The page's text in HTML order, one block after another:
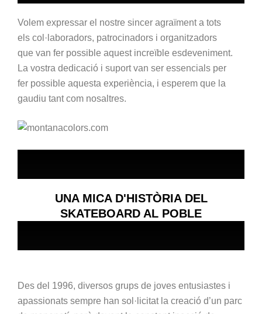
Volem expressar el nostre sincer agraïment a tots
els col·laboradors, patrocinadors i organitzadors
que van fer possible aquest increïble esdeveniment.
La vostra dedicació i suport van ser essencials per
fer possible aquesta experiència, i esperem que la
gaudiu tant com nosaltres.
UNA MICA D'HISTÒRIA DEL
SKATEBOARD AL POBLE
Des del 1996, diversos grups de joves entusiastes i
apassionats sempre han sol·licitat la creació d’un parc